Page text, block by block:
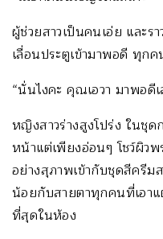
ผู้ช่วยสาวเป็นคนเอ่ย และ
เลื่อนประตูเข้ามาพอดี ทุก
“นั่นไงคะ คุณเอวา มาพอดีเ
หญิงสาวร่างสูงโปร่ง ในชุด
หน้าแต่เพียงอ่อนๆ โชว์ผิว
อย่างสุภาพเข้ากับชุดสีครีม
น้อยกับสายตาทุกคนที่เอาแ
ที่สุดในห้อง